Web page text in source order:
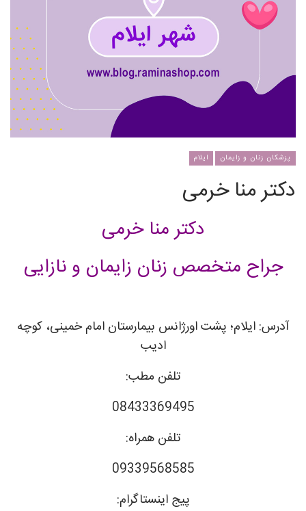
پزشکان زنان و زایمان ایلام
دکتر منا خرمی
دکتر منا خرمی
جراح متخصص زنان زایمان و نازایی
آدرس: ایلام؛ پشت اورژانس بیمارستان امام خمینی، کوچه
ادیب
تلفن مطب:
08433369495
تلفن همراه:
09339568585
پیج اینستاگرام: